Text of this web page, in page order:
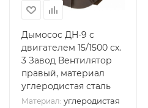
Дымосос ДН-9 с
двигателем 15/1500 сх.
3 Завод Вентилятор
правый, материал
углеродистая сталь
Материал: углеродистая